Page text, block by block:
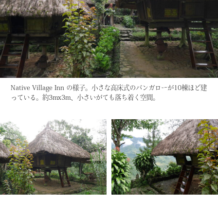
Native Village Inn の様子。小さな高床式のバンガローが10棟ほど建
っている。約3mx3m、小さいがても落ち着く空間。